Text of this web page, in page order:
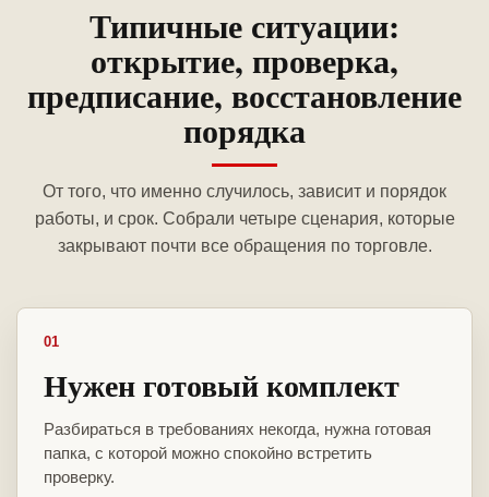
Типичные ситуации:
открытие, проверка,
предписание, восстановление
порядка
От того, что именно случилось, зависит и порядок
работы, и срок. Собрали четыре сценария, которые
закрывают почти все обращения по торговле.
01
Нужен готовый комплект
Разбираться в требованиях некогда, нужна готовая
папка, с которой можно спокойно встретить
проверку.